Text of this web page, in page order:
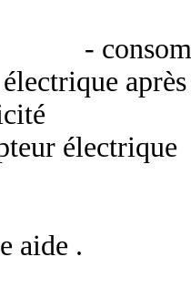
électrique
aide .